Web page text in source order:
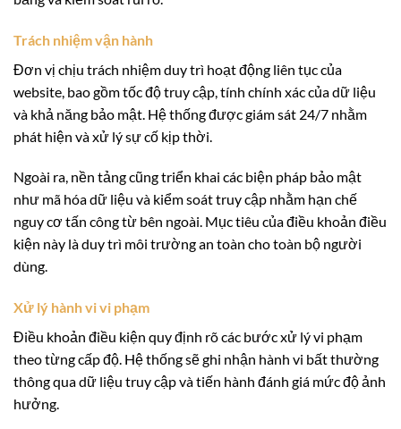
Trách nhiệm vận hành
Đơn vị chịu trách nhiệm duy trì hoạt động liên tục của
website, bao gồm tốc độ truy cập, tính chính xác của dữ liệu
và khả năng bảo mật. Hệ thống được giám sát 24/7 nhằm
phát hiện và xử lý sự cố kịp thời.
Ngoài ra, nền tảng cũng triển khai các biện pháp bảo mật
như mã hóa dữ liệu và kiểm soát truy cập nhằm hạn chế
nguy cơ tấn công từ bên ngoài. Mục tiêu của điều khoản điều
kiện này là duy trì môi trường an toàn cho toàn bộ người
dùng.
Xử lý hành vi vi phạm
Điều khoản điều kiện quy định rõ các bước xử lý vi phạm
theo từng cấp độ. Hệ thống sẽ ghi nhận hành vi bất thường
thông qua dữ liệu truy cập và tiến hành đánh giá mức độ ảnh
hưởng.